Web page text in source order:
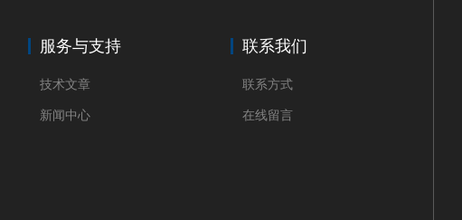
服务与支持
技术文章
新闻中心
联系我们
联系方式
在线留言